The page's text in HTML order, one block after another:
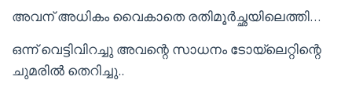
അവന് അധികം വൈകാതെ രതിമൂർച്ഛയിലെത്തി…
ഒന്ന് വെട്ടിവിറച്ചു അവന്റെ സാധനം ടോയ്‌ലെറ്റിന്റെ
ചുമരിൽ തെറിച്ചു..